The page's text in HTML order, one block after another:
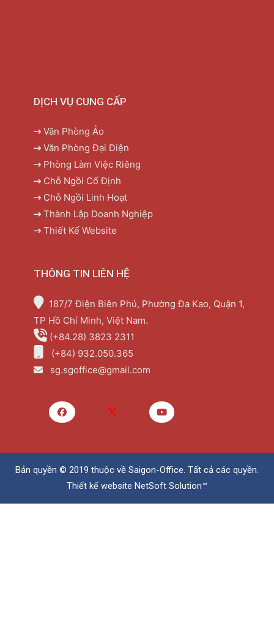
DỊCH VỤ CUNG CẤP
Văn Phòng Ảo
Văn Phòng Đại Diện
Phòng Làm Việc Riêng
Chỗ Ngồi Cố Định
Chỗ Ngồi Linh Hoạt
Thành Lập Doanh Nghiệp
Thiết Kế Website
THÔNG TIN LIÊN HỆ
187/7 Điện Biên Phủ, Phường Đa Kao, Quận 1,
TP Hồ Chí Minh, Việt Nam.
(+84.28) 3823 2311
(+84) 932.050.365
sg.sgoffice@gmail.com
Bản quyền © 2019 thuộc về Saigon-Office. Tất cả các quyền.
Thiết kế website NetSoft Solution™